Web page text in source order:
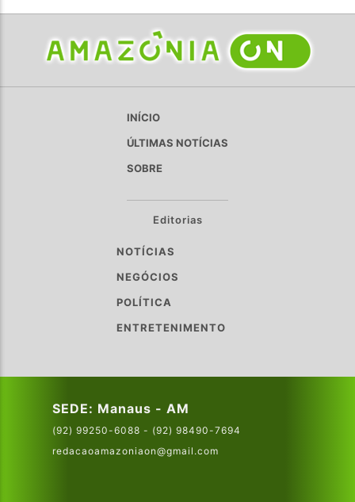
INÍCIO
ÚLTIMAS NOTÍCIAS
SOBRE
Editorias
NOTÍCIAS
NEGÓCIOS
POLÍTICA
ENTRETENIMENTO
SEDE: Manaus - AM
(92) 99250-6088 - (92) 98490-7694
redacaoamazoniaon@gmail.com